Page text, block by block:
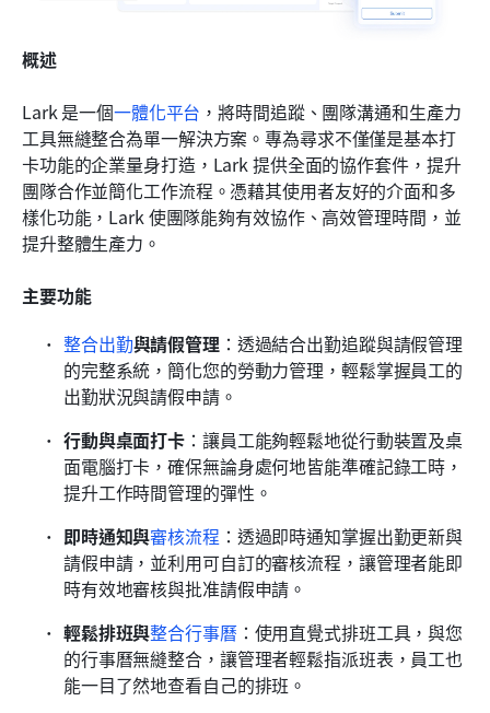
概述
Lark 是一個一體化平台 ，將時間追蹤、團隊溝通和生產力
工具無縫整合為單一解決方案。專為尋求不僅僅是基本打
卡功能的企業量身打造，Lark 提供全面的協作套件，提升
團隊合作並簡化工作流程。憑藉其使用者友好的介面和多
樣化功能，Lark 使團隊能夠有效協作、高效管理時間，並
提升整體生產力。
主要功能
整合出勤與請假管理：透過結合出勤追蹤與請假管理
的完整系統，簡化您的勞動力管理，輕鬆掌握員工的
出勤狀況與請假申請。
行動與桌面打卡 ：讓員工能夠輕鬆地從行動裝置及桌
面電腦打卡，確保無論身處何地皆能準確記錄工時，
提升工作時間管理的彈性。
即時通知與審核流程 ：透過即時通知掌握出勤更新與
請假申請，並利用可自訂的審核流程，讓管理者能即
時有效地審核與批准請假申請。
輕鬆排班與整合行事曆：使用直覺式排班工具，與您
的行事曆無縫整合，讓管理者輕鬆指派班表，員工也
能一目了然地查看自己的排班。